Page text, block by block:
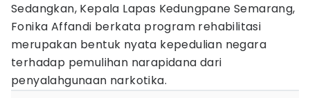
Sedangkan, Kepala Lapas Kedungpane Semarang,
Fonika Affandi berkata program rehabilitasi
merupakan bentuk nyata kepedulian negara
terhadap pemulihan narapidana dari
penyalahgunaan narkotika.